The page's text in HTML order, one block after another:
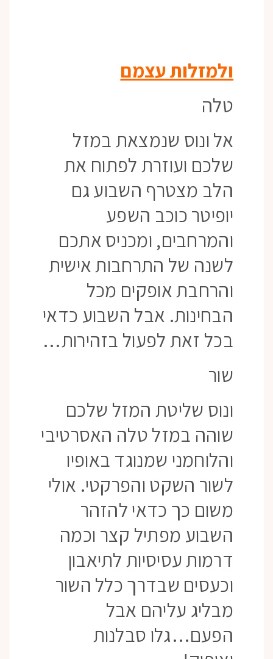
ולמזלות עצמם
טלה
אל ונוס שנמצאת במזל
שלכם ועוזרת לפתוח את
הלב מצטרף השבוע גם
יופיטר כוכב השפע
והמרחבים, ומכניס אתכם
לשנה של התרחבות אישית
והרחבת אופקים מכל
הבחינות. אבל השבוע כדאי
בכל זאת לפעול בזהירות…
שור
ונוס שליטת המזל שלכם
שוהה במזל טלה האסרטיבי
והלוחמני שמנוגד באופיו
לשור השקט והפרקטי. אולי
משום כך כדאי להזהר
השבוע מפתיל קצר וכמה
דרמות עסיסיות לתיאבון
וכעסים שבדרך כלל השור
מבליג עליהם אבל
הפעם…גלו סבלנות